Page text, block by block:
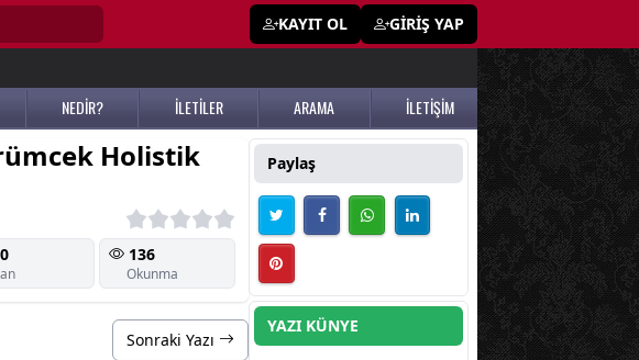
KAYIT OL GİRİŞ YAP
NEDİR? İLETİLER ARAMA İLETİŞİM
Holistik
136
Okunma
Sonraki Yazı
Paylaş
YAZI KÜNYE